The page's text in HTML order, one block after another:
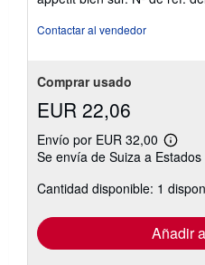
Contactar al vendedor
Comprar usado
EUR 22,06
Envío por EUR 32,00
Más
las
tarifas
envío
Se envía de Suiza a
Cantidad disponible: 1
Añadir